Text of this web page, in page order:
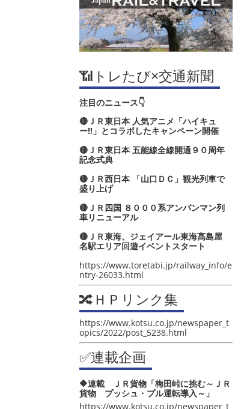
📶トレたび×交通新聞
注目のニュース👇
🔴ＪＲ東日本 人気アニメ「ハイキュ
ー‼」とコラボしたキャンペーン開催
🔴ＪＲ東日本 五能線全線開通９０周年
記念式典
🔴ＪＲ西日本 「山口ＤＣ」観光列車で
盛り上げ
🔴ＪＲ四国 ８０００系アンパンマン列
車リニューアル
🔴ＪＲ東海、ジェイアール東海髙島屋
名駅エリア回遊イベントスタート
https://www.toretabi.jp/railway_info/e
ntry-26033.html
🔀ＨＰリンク集
https://www.kotsu.co.jp/newspaper_t
opics/2022/post_5238.html
✅連載企画
🔶連載 ＪＲ貨物「梅田峠に挑む～ＪＲ
貨物 プッシュ・プル運転導入～」
https://www.kotsu.co.jp/newspaper_t